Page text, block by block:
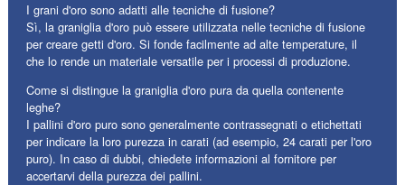
I grani d'oro sono adatti alle tecniche di fusione?
Sì, la graniglia d'oro può essere utilizzata nelle tecniche di fusione
per creare getti d'oro. Si fonde facilmente ad alte temperature, il
che lo rende un materiale versatile per i processi di produzione.
Come si distingue la graniglia d'oro pura da quella contenente
leghe?
I pallini d'oro puro sono generalmente contrassegnati o etichettati
per indicare la loro purezza in carati (ad esempio, 24 carati per l'oro
puro). In caso di dubbi, chiedete informazioni al fornitore per
accertarvi della purezza dei pallini.